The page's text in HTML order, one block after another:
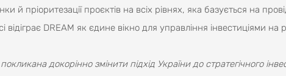
й пріоритезації проєктів на всіх рівнях, яка базується на
відіграє DREAM як єдине вікно для управління інвестиціями на
докорінно змінити підхід України до стратегічного